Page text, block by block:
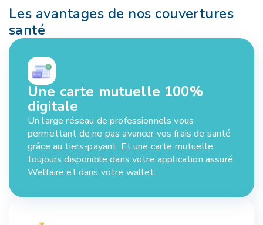
Les avantages de nos couvertures
santé
Une carte mutuelle 100%
digitale
Un large réseau de professionnels vous
permettant de ne pas avancer vos frais de santé
grâce au tiers-payant. Et une carte mutuelle
toujours disponible dans votre application assuré
Welfaire et dans votre wallet.